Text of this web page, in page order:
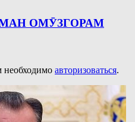
ОМӮЗГОРАМ
необходимо авторизоваться.